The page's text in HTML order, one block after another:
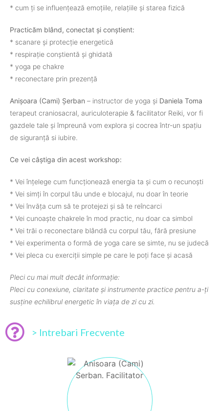
* cum ți se influențează emoțiile, relațiile și starea fizică
Practicăm blând, conectat și conștient:
* scanare și protecție energetică
* respirație conștientă și ghidată
* yoga pe chakre
* reconectare prin prezență
Anișoara (Cami) Șerban – instructor de yoga și Daniela Toma
terapeut craniosacral, auriculoterapie & facilitator Reiki, vor fi
gazdele tale și împreună vom explora și cocrea într-un spațiu
de siguranță si iubire.
Ce vei câștiga din acest workshop:
* Vei înțelege cum funcționează energia ta și cum o recunoști
* Vei simți în corpul tău unde e blocajul, nu doar în teorie
* Vei învăța cum să te protejezi și să te reîncarci
* Vei cunoaște chakrele în mod practic, nu doar ca simbol
* Vei trăi o reconectare blândă cu corpul tău, fără presiune
* Vei experimenta o formă de yoga care se simte, nu se judecă
* Vei pleca cu exerciții simple pe care le poți face și acasă
Pleci cu mai mult decât informație:
Pleci cu conexiune, claritate și instrumente practice pentru a-ți
susține echilibrul energetic în viața de zi cu zi.
> Intrebari Frecvente